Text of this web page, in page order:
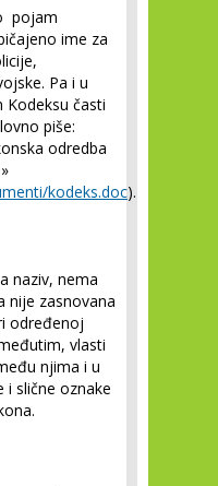
pojam
ime za
Pa i u
časti
piše:
odredba
kodeks.doc).
naziv, nema
nije zasnovana
određenoj
vlasti
njima i u
i slične oznake